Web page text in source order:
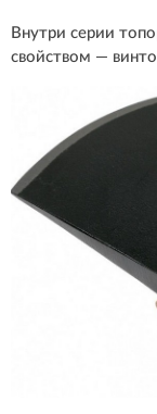
Внутри серии
свойством —